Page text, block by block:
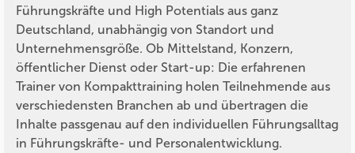
Führungskräfte und High Potentials aus ganz
Deutschland, unabhängig von Standort und
Unternehmensgröße. Ob Mittelstand, Konzern,
öffentlicher Dienst oder Start-up: Die erfahrenen
Trainer von Kompakttraining holen Teilnehmende aus
verschiedensten Branchen ab und übertragen die
Inhalte passgenau auf den individuellen Führungsalltag
in Führungskräfte- und Personalentwicklung.